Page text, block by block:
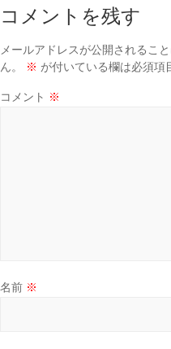
コメントを残す
メールアドレスが公開されるこ
ん。
※ が付いている欄は必須項
コメント ※
名前 ※